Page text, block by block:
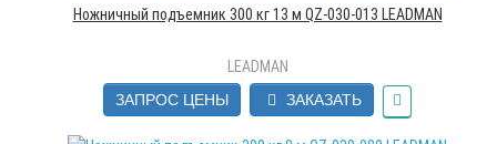
Ножничный подъемник 300 кг 13 м QZ-030-013 LEADMAN
LEADMAN
ЗАПРОС ЦЕНЫ
ЗАКАЗАТЬ